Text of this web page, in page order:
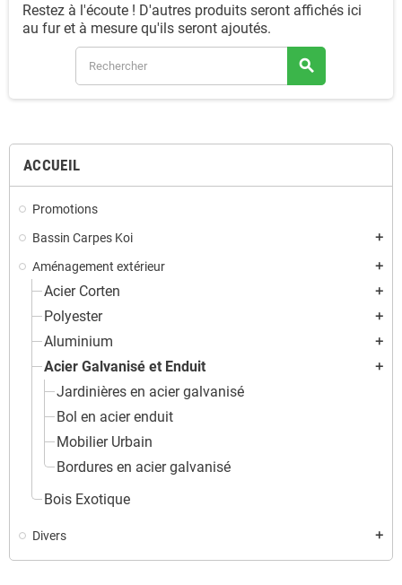
ACCUEIL
Promotions
Bassin Carpes Koi
add
Aménagement extérieur add
Acier Corten add
Polyester add
Aluminium add
Acier Galvanisé et Enduit add
Jardinières en acier galvanisé
Bol en acier enduit
Mobilier Urbain
Bordures en acier galvanisé
Bois Exotique
Divers add
Restez à l'écoute ! D'autres produits seront affichés ici
au fur et à mesure qu'ils seront ajoutés.
search